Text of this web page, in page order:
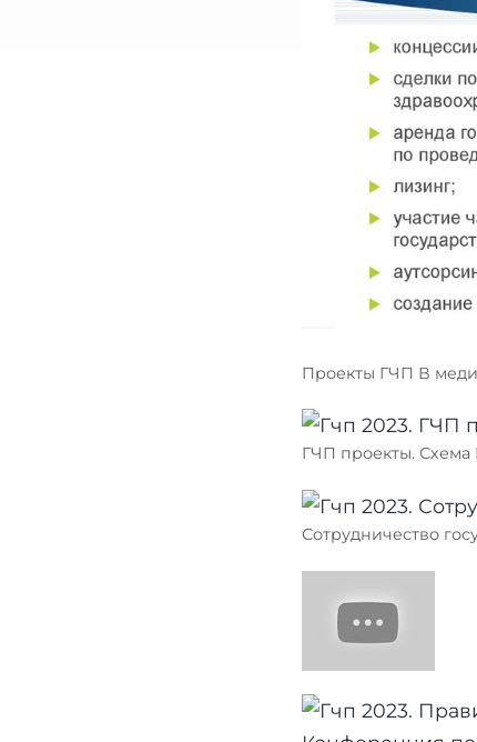
Проекты ГЧП В
ГЧП проекты.
Сотрудничество